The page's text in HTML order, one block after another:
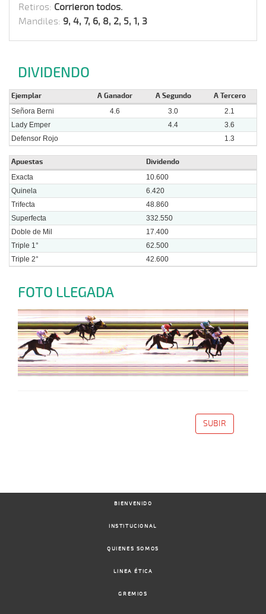
Retiros: Corrieron todos.
Mandiles: 9, 4, 7, 6, 8, 2, 5, 1, 3
DIVIDENDO
Ejemplar A Ganador A Segundo A Tercero
Señora Berni 4.6 3.0
2.1
Lady Emper
4.4
3.6
Defensor Rojo
1.3
Apuestas Dividendo
Exacta
10.600
Quinela
6.420
Trifecta
48.860
Superfecta
332.550
Doble de Mil
17.400
Triple 1°
62.500
Triple 2°
42.600
FOTO LLEGADA
SUBIR
BIENVENIDO
INSTITUCIONAL
QUIENES SOMOS
LINEA ÉTICA
GREMIOS